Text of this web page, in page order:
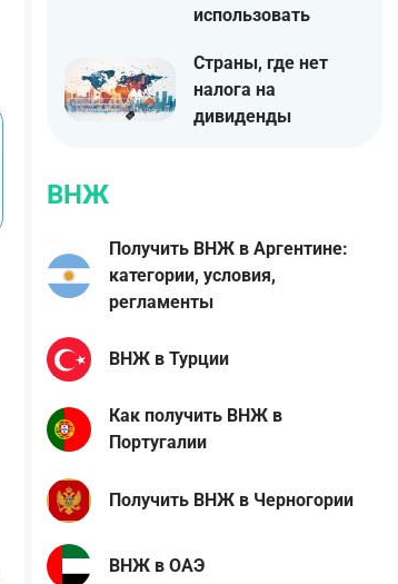
использовать
Страны, где нет
налога на
дивиденды
ВНЖ
Получить ВНЖ в Аргентине:
категории, условия,
регламенты
ВНЖ в Турции
Как получить ВНЖ в
Португалии
Получить ВНЖ в Черногории
ВНЖ в ОАЭ